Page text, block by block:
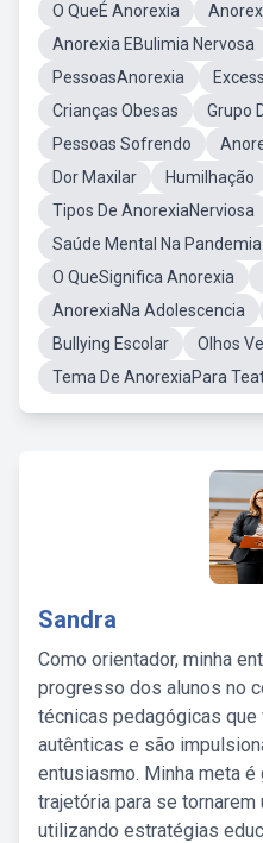
O QueÉ Anorexia
Anorexia EBulimia Nervosa
PessoasAnorexia
Crianças Obesas
Grupo
Pessoas Sofrendo
Dor Maxilar
Humilhação
Tipos De AnorexiaNerviosa
Saúde Mental Na Pandemia
O QueSignifica Anorexia
AnorexiaNa Adolescencia
Bullying Escolar
Olhos
Tema De AnorexiaPara
Sandra
Como orientador, minha
progresso dos alunos no
técnicas pedagógicas
autênticas e são
entusiasmo. Minha meta
trajetória para se
utilizando estratégias